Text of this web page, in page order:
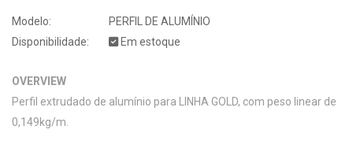
Modelo:
PERFIL DE ALUMÍNIO
Disponibilidade:
Em estoque
OVERVIEW
Perfil extrudado de alumínio para LINHA GOLD, com peso linear de
0,149kg/m.